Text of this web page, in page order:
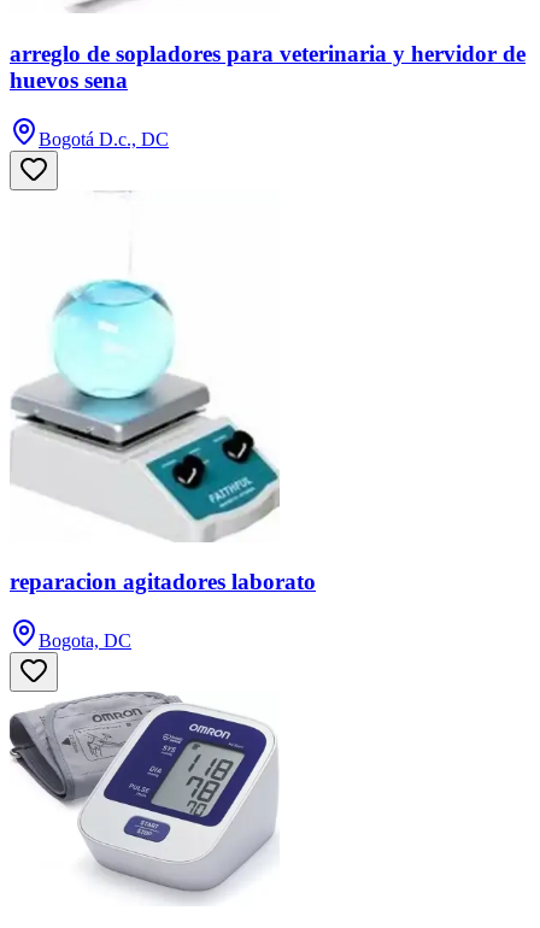
arreglo de sopladores para veterinaria y hervidor de
huevos sena
Bogotá D.c., DC
reparacion agitadores laborato
Bogota, DC